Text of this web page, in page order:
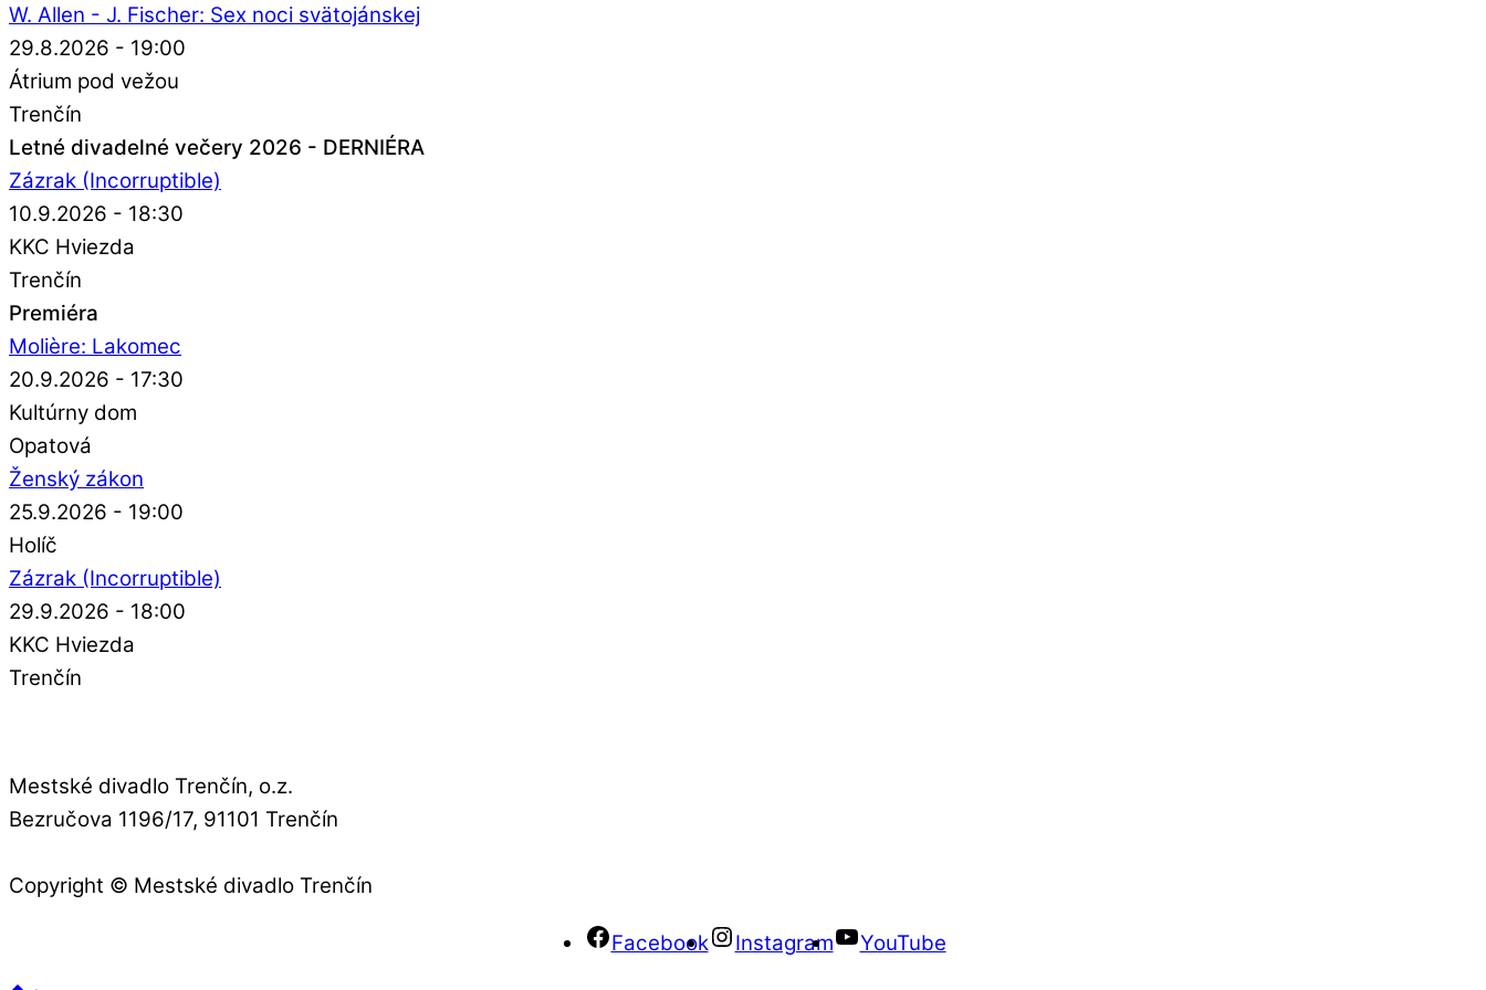
W. Allen - J. Fischer: Sex noci svätojánskej
29.8.2026 - 19:00
Átrium pod vežou
Trenčín
Letné divadelné večery 2026 - DERNIÉRA
Zázrak (Incorruptible)
10.9.2026 - 18:30
KKC Hviezda
Trenčín
Premiéra
Molière: Lakomec
20.9.2026 - 17:30
Kultúrny dom
Opatová
Ženský zákon
25.9.2026 - 19:00
Holíč
Zázrak (Incorruptible)
29.9.2026 - 18:00
KKC Hviezda
Trenčín
Mestské divadlo Trenčín, o.z.
Bezručova 1196/17, 91101 Trenčín
Copyright © Mestské divadlo Trenčín
Facebook Instagram YouTube